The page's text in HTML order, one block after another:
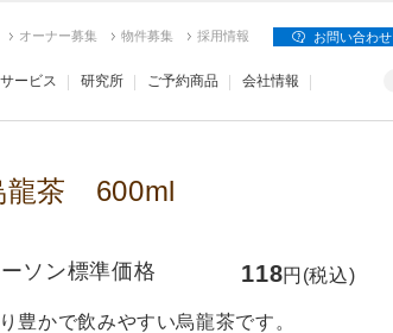
オーナー募集 物件募集 採用情報 お問い合わせ
サービス 研究所 ご予約商品 会社情報
龍茶 600ml
ソン標準価格 118円(税込)
豊かで飲みやすい烏龍茶です。